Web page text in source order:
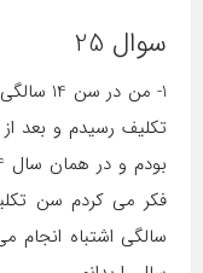
سوال 25
1- من در
تکلیف رسیدم و بعد
سالگی اشتباه انجام